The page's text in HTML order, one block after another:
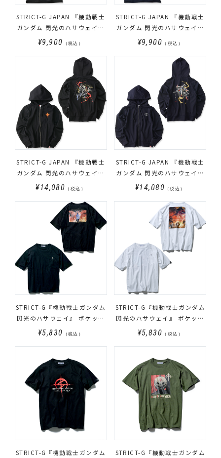
STRICT-G JAPAN 『機動戦士
ガンダム 閃光のハサウェイ』
ポロシャツ 筆絵風Ξ（クスィ
¥9,900 （税込）
STRICT-G JAPAN 『機動戦士
ガンダム 閃光のハサウェイ』
ポロシャツ 筆絵風ペーネロペ
¥9,900 （税込）
STRICT-G JAPAN 『機動戦士
ガンダム 閃光のハサウェイ』
ジップパーカー 筆絵風Ξ（ク
¥14,080 （税込）
STRICT-G JAPAN 『機動戦士
ガンダム 閃光のハサウェイ』
ジップパーカー 筆絵風ペーネ
¥14,080 （税込）
STRICT-G『機動戦士ガンダム
閃光のハサウェイ』 ポケット
付きビッグTシャツ ティザー
¥5,830 （税込）
STRICT-G『機動戦士ガンダム
閃光のハサウェイ』 ポケット
付きビッグTシャツ コンセプ
¥5,830 （税込）
STRICT-G『機動戦士ガンダム
STRICT-G『機動戦士ガンダム